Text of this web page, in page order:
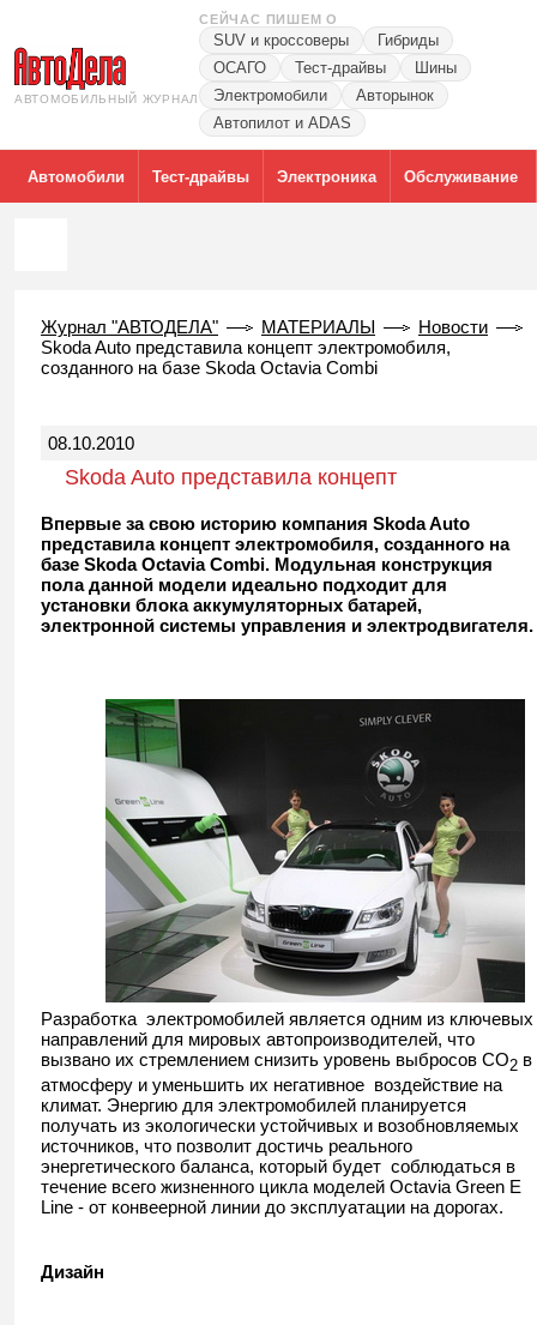
АВТОМОБИЛЬНЫЙ ЖУРНАЛ
СЕЙЧАС ПИШЕМ О
SUV и кроссоверы
Гибриды
ОСАГО
Тест-драйвы
Шины
Электромобили
Авторынок
Автопилот и ADAS
Автомобили Тест-драйвы Электроника Обслуживание
Журнал "АВТОДЕЛА" МАТЕРИАЛЫ
Новости
Skoda Auto представила концепт электромобиля,
созданного на базе Skoda Octavia Combi
08.10.2010
Skoda Auto представила концепт
электромобиля, созданного на базе Skoda
Octavia Combi
Впервые за свою историю компания Skoda Auto
представила концепт электромобиля, созданного на
базе Skoda Octavia Combi. Модульная конструкция
пола данной модели идеально подходит для
установки блока аккумуляторных батарей,
электронной системы управления и электродвигателя.
Разработка электромобилей является одним из ключевых
направлений для мировых автопроизводителей, что
вызвано их стремлением снизить уровень выбросов CO2 в
атмосферу и уменьшить их негативное воздействие на
климат. Энергию для электромобилей планируется
получать из экологически устойчивых и возобновляемых
источников, что позволит достичь реального
энергетического баланса, который будет соблюдаться в
течение всего жизненного цикла моделей Octavia Green E
Line - от конвеерной линии до эксплуатации на дорогах.
Дизайн